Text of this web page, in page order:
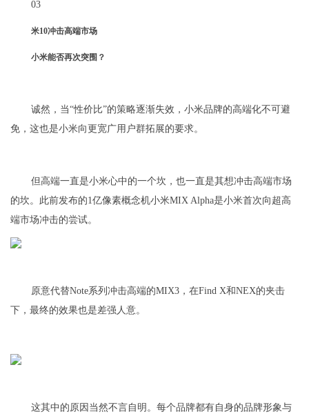
03
米10冲击高端市场
小米能否再次突围？
诚然，当“性价比”的策略逐渐失效，小米品牌的高端化不可避
免，这也是小米向更宽广用户群拓展的要求。
但高端一直是小米心中的一个坎，也一直是其想冲击高端市场
的坎。此前发布的1亿像素概念机小米MIX Alpha是小米首次向超高
端市场冲击的尝试。
原意代替Note系列冲击高端的MIX3，在Find X和NEX的夹击
下，最终的效果也是差强人意。
这其中的原因当然不言自明。每个品牌都有自身的品牌形象与